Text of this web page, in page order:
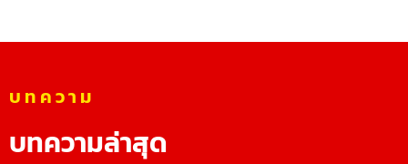
บทความ
บทความล่าสุด